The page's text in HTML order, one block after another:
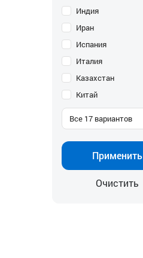
Индия
Иран
Испания
Италия
Казахстан
Китай
Все 17 вариантов
Применить
Очистить